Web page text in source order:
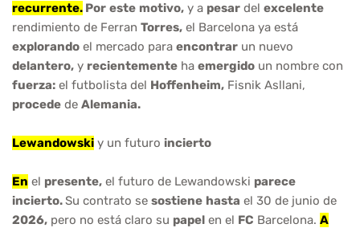
recurrente. Por este motivo, y a pesar del excelente
rendimiento de Ferran Torres, el Barcelona ya está
explorando el mercado para encontrar un nuevo
delantero, y recientemente ha emergido un nombre con
fuerza: el futbolista del Hoffenheim, Fisnik Asllani,
procede de Alemania.
Lewandowski y un futuro incierto
En el presente, el futuro de Lewandowski parece
incierto.Su contrato se sostiene hasta el 30 de junio de
2026, pero no está claro su papel en el FC Barcelona. A